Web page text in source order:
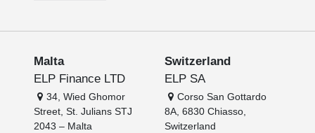
Malta
ELP Finance LTD
34, Wied Ghomor
Street, St. Julians STJ
2043 – Malta
Switzerland
ELP SA
Corso San Gottardo
8A, 6830 Chiasso,
Switzerland